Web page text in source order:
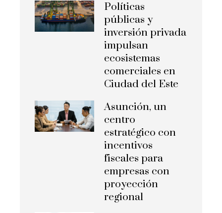
Políticas
públicas y
inversión privada
impulsan
ecosistemas
comerciales en
Ciudad del Este
Asunción, un
centro
estratégico con
incentivos
fiscales para
empresas con
proyección
regional